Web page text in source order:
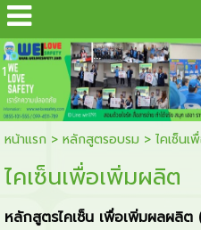
...
1
หน้าแรก > หลักสูตรอบรม > ไคเซ็น
ไคเซ็นเพื่อเพิ่มผลิต
หลักสูตรไคเซ็น เพื่อเพิ่มผลผลิ